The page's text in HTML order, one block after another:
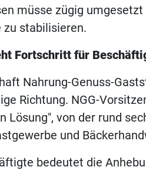
müsse zügig
zu stabilisieren.
Fortschritt für
Nahrung-Genuss-
Richtung. NGG-
Lösung", von der rund
und
bedeutet die